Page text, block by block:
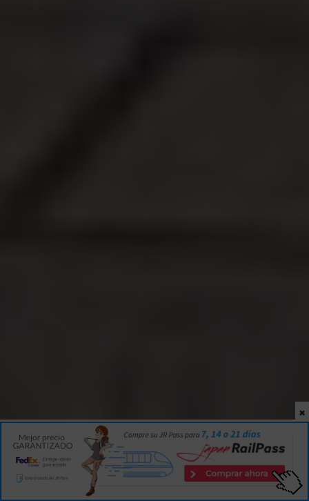
INICIO|GUÍA| JAPÓN
Por Isaac Martín
27 OCT 2017
6 min 7
×